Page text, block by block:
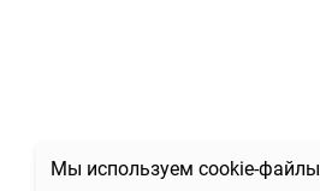
Мы используем cookie-файлы